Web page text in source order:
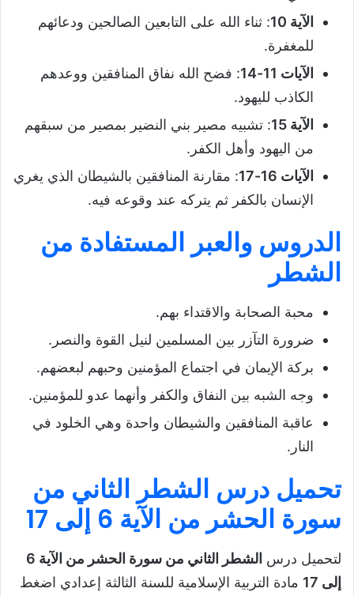
الآية 10
: ثناء الله على التابعين الصالحين ودعائهم
للمغفرة.
الآيات 11-14
: فضح الله نفاق المنافقين ووعدهم
الكاذب لليهود.
الآية 15
: تشبيه مصير بني النضير بمصير من سبقهم
من اليهود وأهل الكفر.
الآيات 16-17
: مقارنة المنافقين بالشيطان الذي يغري
الإنسان بالكفر ثم يتركه عند وقوعه فيه.
الدروس والعبر المستفادة من
الشطر
محبة الصحابة والاقتداء بهم.
ضرورة التآزر بين المسلمين لنيل القوة والنصر.
بركة الإيمان في اجتماع المؤمنين وحبهم لبعضهم.
وجه الشبه بين النفاق والكفر وأنهما عدو للمؤمنين.
عاقبة المنافقين والشيطان واحدة وهي الخلود في
النار.
تحميل درس الشطر الثاني من
سورة الحشر من الآية 6 إلى 17
لتحميل درس
الشطر الثاني من سورة الحشر من الآية 6
إلى 17
مادة التربية الإسلامية للسنة الثالثة إعدادي اضغط